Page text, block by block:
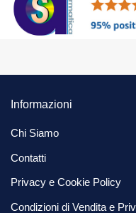
Informazioni
Chi Siamo
Contatti
Privacy e Cookie Policy
Condizioni di Vendita e